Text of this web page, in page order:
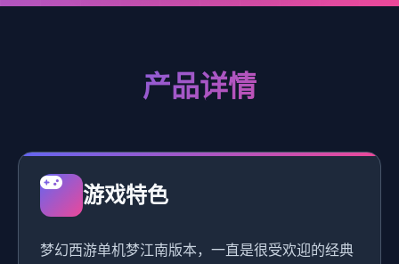
产品详情
游戏特色
梦幻西游单机梦江南版本，一直是很受欢迎的经典